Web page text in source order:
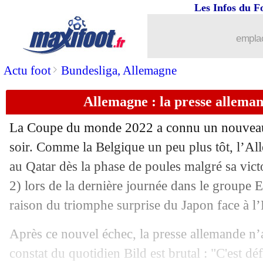
Actu foot> Bundesliga, Allemagne
Les Infos du
Allemagne : la presse
La Coupe du monde 2022 a connu un
soir. Comme la Belgique un peu plus tôt,
au Qatar dès la phase de poules malgré sa
2) lors de la dernière journée dans le groupe
raison du triomphe surprise du Japon face à
Après ce nouvel échec, la presse allemande
constat du quotidien Bild est brutal : "C'est
: Corée du Sud-Portugal, les
02/12 VIDEO: quand la TV qatarienne
02/12 Allemagne: Kimmich, le bel
Espagne: Pedrerol tance le streamer
02/12 Belgique: Drogba vole au secours de
02/12 EdF: Deschamps ne sous-estime pas
02/12 Allemagne: son avenir, Flick tempère
02/12 OM: Suarez est déjà en Espagne !